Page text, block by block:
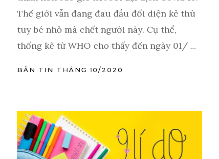
Thế giới vẫn đang đau đầu đối diện kẻ thù
tuy bé nhỏ mà chết người này. Cụ thể,
thống kê từ WHO cho thấy đến ngày 01/ ...
BẢN TIN THÁNG 10/2020